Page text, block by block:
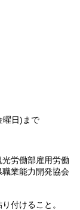
曜日)まで
労働部雇用労働
業能力開発協会
付けること。